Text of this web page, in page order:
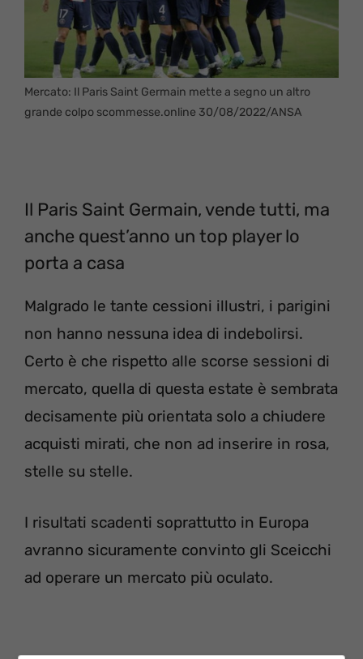
Mercato: Il Paris Saint Germain mette a segno un altro
grande colpo scommesse.online 30/08/2022/ANSA
Il Paris Saint Germain, vende tutti, ma
anche quest’anno un top player lo
porta a casa
Malgrado le tante cessioni illustri, i parigini
non hanno nessuna idea di indebolirsi.
Certo è che rispetto alle scorse sessioni di
mercato, quella di questa estate è sembrata
decisamente più orientata solo a chiudere
acquisti mirati, che non ad inserire in rosa,
stelle su stelle.
I risultati scadenti soprattutto in Europa
avranno sicuramente convinto gli Sceicchi
ad operare un mercato più oculato.